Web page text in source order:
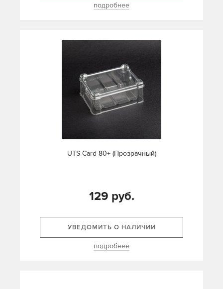
подробнее
UTS Card 80+ (Прозрачный)
129 руб.
УВЕДОМИТЬ О НАЛИЧИИ
подробнее